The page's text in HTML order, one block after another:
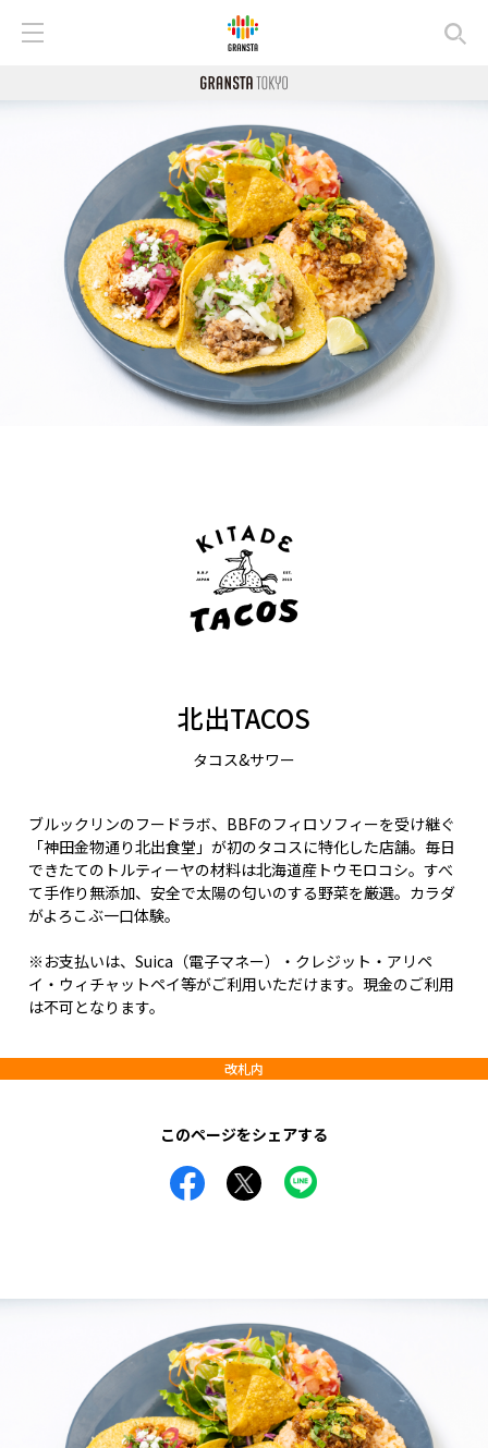
北出TACOS
タコス&サワー
ブルックリンのフードラボ、BBFのフィロソフィーを受け継ぐ
「神田金物通り北出食堂」が初のタコスに特化した店舗。毎日
できたてのトルティーヤの材料は北海道産トウモロコシ。すべ
て手作り無添加、安全で太陽の匂いのする野菜を厳選。カラダ
がよろこぶ一口体験。
※お支払いは、Suica（電子マネー）・クレジット・アリペ
イ・ウィチャットペイ等がご利用いただけます。現金のご利用
は不可となります。
改札内
このページをシェアする